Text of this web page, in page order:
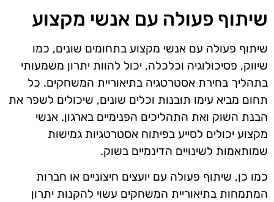
שיתוף פעולה עם אנשי מקצוע
שיתוף פעולה עם אנשי מקצוע בתחומים שונים, כמו
שיווק, פסיכולוגיה וכלכלה, יכול להוות יתרון משמעותי
בתהליך בחירת אסטרטגיה בתיאוריית המשחקים. כל
תחום מביא עימו תובנות וכלים שונים, שיכולים לשפר את
הבנת השוק ואת התהליכים הפנימיים בארגון. אנשי
מקצוע יכולים לסייע בפיתוח אסטרטגיות גמישות
שמותאמות לשינויים הדינמיים בשוק.
כמו כן, שיתוף פעולה עם יועצים חיצוניים או חברות
המתמחות בתיאוריית המשחקים עשוי להקנות יתרון